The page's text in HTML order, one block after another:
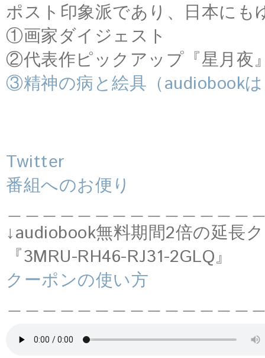
ポスト印象派であり、日本にも
①画家ダイジェスト
②代表作ピックアップ『星月夜
③精神の病と絵具（audiobook
Twitter
番組へのお便り
＿＿＿＿＿＿＿＿＿＿＿＿＿＿
↓audiobook無料期間2倍の延長
『3MRU-RH46-RJ31-2GLQ』
クーポンの使い方
＿＿＿＿＿＿＿＿＿＿＿＿＿＿